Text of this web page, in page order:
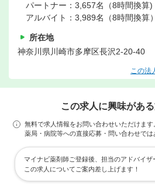
パートナー：3,657名（8時間換算)
アルバイト：3,989名（8時間換算）
所在地
神奈川県川崎市多摩区長沢2-20-40
この法
この求人に興味があ
無料で求人情報をお問い合わせいただけます
薬局・病院等への直接応募・問い合わせでは
マイナビ薬剤師ご登録後、担当のアドバイザ
この求人についてご案内差し上げます！